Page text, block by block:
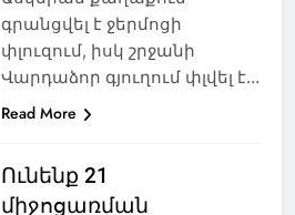
գրանցվել է ջերմոցի
փլուզում, իսկ շրջանի
Վարդաձոր գյուղում փլվել է…
Read More
Ունենք 21
միջոցառման